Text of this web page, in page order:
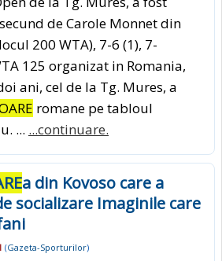
de Carole Monnet din
200 WTA), 7-6 (1), 7-
125 organizat in Romania,
ani, cel de la Tg. Mures, a
romane pe tabloul
... ...continuare.
a din Kovoso care a
socializare Imaginile care
(Gazeta-Sporturilor)